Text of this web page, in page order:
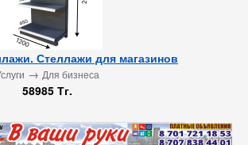
Стеллажи для магазинов
→ Для бизнеса
58985 Тг.